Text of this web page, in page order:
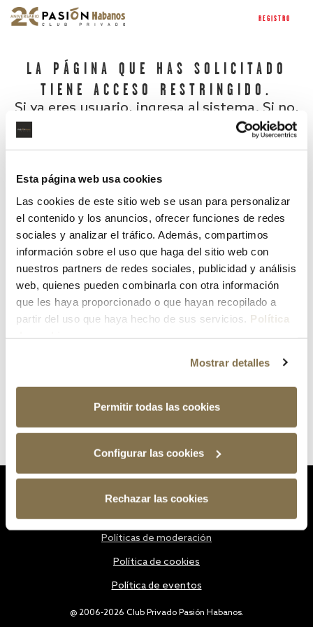
Esta página web usa cookies
Las cookies de este sitio web se usan para personalizar
el contenido y los anuncios, ofrecer funciones de redes
sociales y analizar el tráfico. Además, compartimos
información sobre el uso que haga del sitio web con
nuestros partners de redes sociales, publicidad y análisis
web, quienes pueden combinarla con otra información
que les haya proporcionado o que hayan recopilado a
partir del uso que haya hecho de sus servicios. Política
Mostrar detalles
Permitir todas las cookies
Configurar las cookies
Rechazar las cookies
REGISTRO
LA PÁGINA QUE HAS SOLICITADO
TIENE ACCESO RESTRINGIDO.
Si ya eres usuario, ingresa al sistema. Si no,
¿Has olvidado tu contraseña?
@ 2006-2026 Club Privado Pasión Habanos.
Políticas de moderación
Política de cookies
Política de eventos